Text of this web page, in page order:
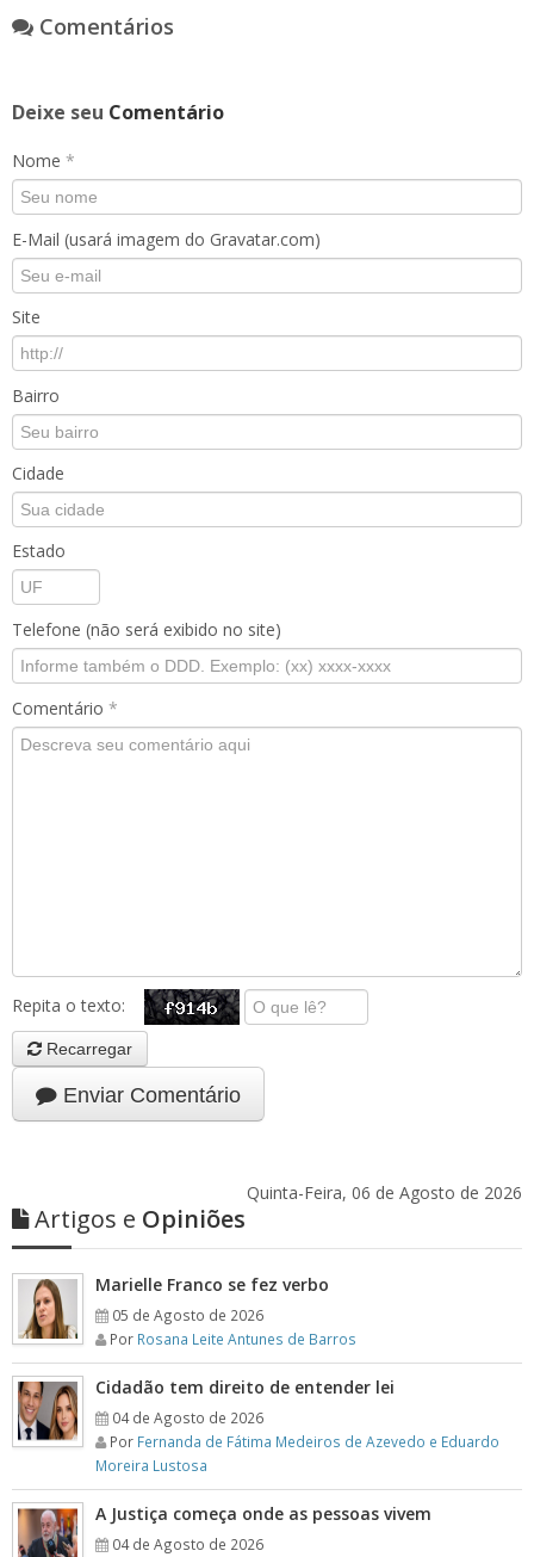
Comentários
Deixe seu Comentário
Nome *
E-Mail (usará imagem do Gravatar.com)
Site
Bairro
Cidade
Estado
Telefone (não será exibido no site)
Comentário *
Repita o texto:
Recarregar
Enviar Comentário
Quinta-Feira, 06 de Agosto de 2026
Artigos e Opiniões
Marielle Franco se fez verbo
05 de Agosto de 2026
Por Rosana Leite Antunes de Barros
Cidadão tem direito de entender lei
04 de Agosto de 2026
Por Fernanda de Fátima Medeiros de Azevedo e Eduardo
Moreira Lustosa
A Justiça começa onde as pessoas vivem
04 de Agosto de 2026